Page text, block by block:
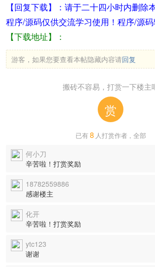
【回复下载】：请于二十四小时内删除
程序/源码仅供交流学习使用！程序/源码
【下载地址】：
游客，如果您要查看本帖隐藏内容请回复
搬砖不容易，打赏一下楼主
赏
已有8 人打赏作者 , 全部
何小刀
辛苦啦！打赏奖励
18782559886
感谢楼主
化开
辛苦啦！打赏奖励
ytc123
谢谢